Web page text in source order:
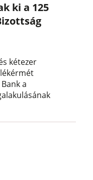
ki a 125
kétezer
a